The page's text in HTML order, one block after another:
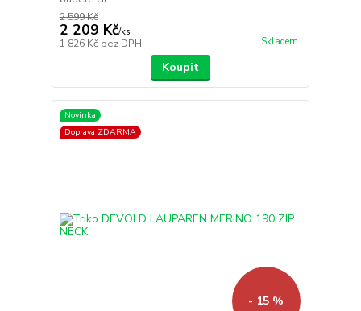
2 599 Kč
2 209 Kč/ks
1 826 Kč bez DPH Skladem
Koupit
Novinka
Doprava ZDARMA
- 15 %